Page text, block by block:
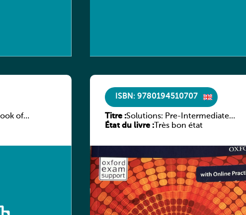
of
ISBN: 9780194510707
Titre :Solutions: Pre-Intermediate
Student’s Book & Online Practice
État du livre : Très bon état